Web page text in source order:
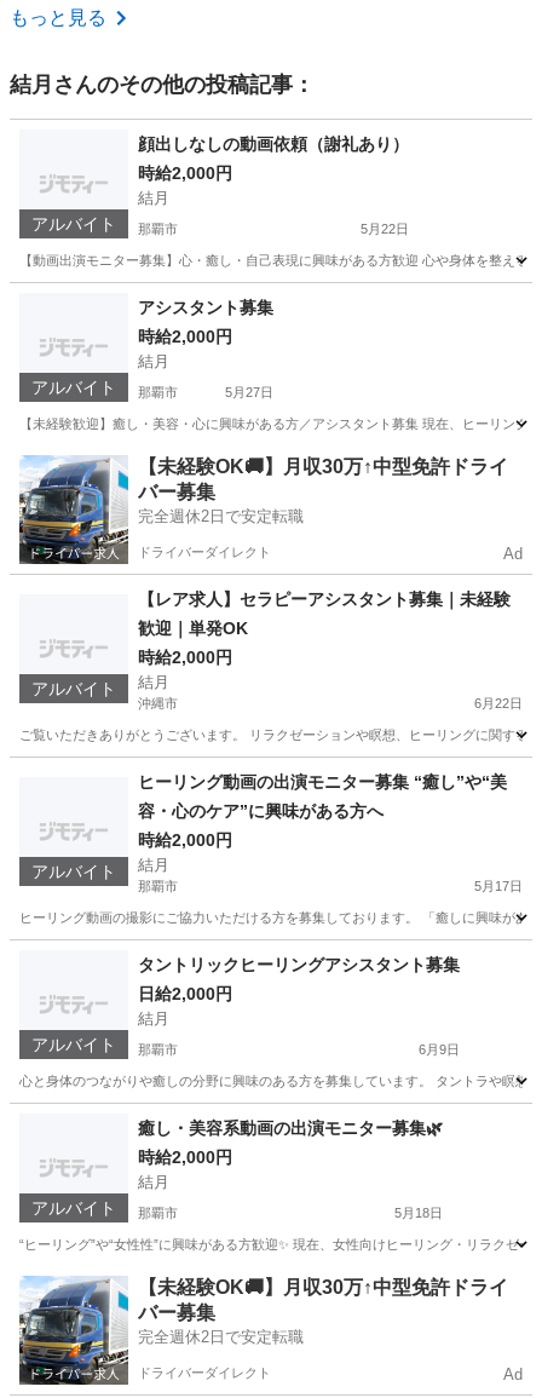
沖縄 那覇市
もっと見る
結月 さんのその他の投稿記事：
アルバイト
顔出しなしの動画依頼（謝礼あり）
時給2,000円
結月
那覇市 5月22日
【動画出演モニター募集】心・癒し・自己表現に興味がある方歓迎 心や身体を整え
ヒーリング
アルバイト
アシスタント募集
時給2,000円
結月
那覇市 5月27日
【未経験歓迎】癒し・美容・心に興味がある方／アシスタント募集 現在、ヒーリン
沖縄 那覇市 美容 ヒーリング
【未経験OK🚚】月収30万↑中型免許ドライ
バー募集
完全週休2日で安定転職
ドライバーダイレクト Ad
アルバイト
【レア求人】セラピーアシスタント募集｜未経験
歓迎｜単発OK
時給2,000円
結月
沖縄市 6月22日
ご覧いただきありがとうございます。 リラクゼーションや瞑想、ヒーリングに関す
美容 レア
アルバイト
ヒーリング動画の出演モニター募集 “癒し”や“美
容・心のケア”に興味がある方へ
時給2,000円
結月
那覇市 5月17日
ヒーリング動画の撮影にご協力いただける方を募集しております。 「癒しに興味が
美容 ヒーリング
アルバイト
タントリックヒーリングアシスタント募集
日給2,000円
結月
那覇市 6月9日
心と身体のつながりや癒しの分野に興味のある方を募集しています。 タントラや瞑
美容
アルバイト
癒し・美容系動画の出演モニター募集🌿
時給2,000円
結月
那覇市 5月18日
“ヒーリング”や“女性性”に興味がある方歓迎✨ 現在、女性向けヒーリング・リラクゼ
沖縄 那覇市 美容 ヒーリング
【未経験OK🚚】月収30万↑中型免許ドライ
バー募集
完全週休2日で安定転職
ドライバーダイレクト Ad